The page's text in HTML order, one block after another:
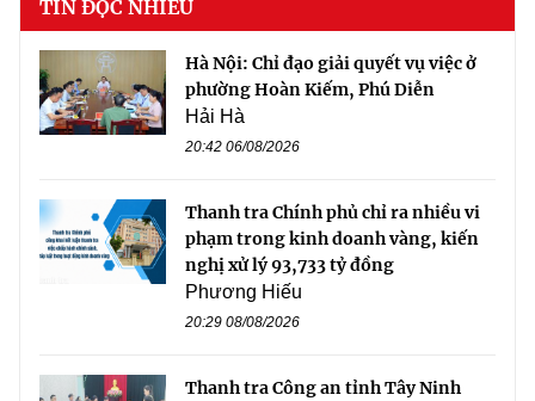
TIN ĐỌC NHIỀU
Hà Nội: Chỉ đạo giải quyết vụ việc ở
phường Hoàn Kiếm, Phú Diễn
Hải Hà
20:42 06/08/2026
Thanh tra Chính phủ chỉ ra nhiều vi
phạm trong kinh doanh vàng, kiến
nghị xử lý 93,733 tỷ đồng
Phương Hiếu
20:29 08/08/2026
Thanh tra Công an tỉnh Tây Ninh